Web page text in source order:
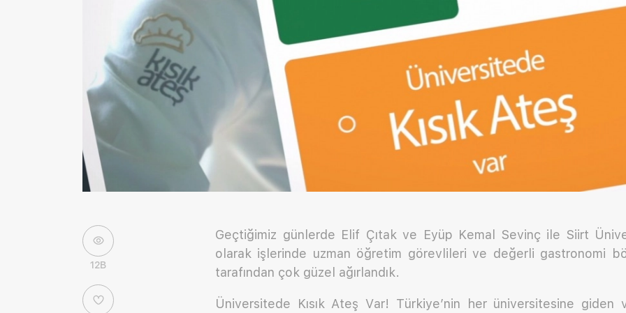
12B
Geçtiğimiz günlerde Elif Çıtak ve Eyüp Kemal Sevinç ile Siirt
olarak işlerinde uzman öğretim görevlileri ve değerli gastronomi
tarafından çok güzel ağırlandık.
Üniversitede Kısık Ateş Var! Türkiye’nin her üniversitesine